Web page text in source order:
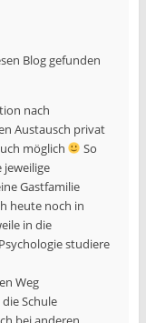
Blog gefunden
nach
Austausch privat
möglich
So
Gastfamilie
heute noch in
in die
studiere
Weg
Schule